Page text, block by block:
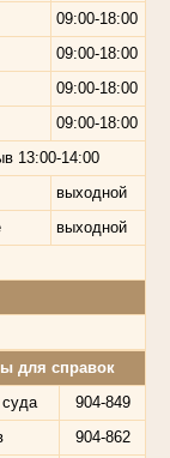
09:00-18:00
09:00-18:00
09:00-18:00
09:00-18:00
13:00-14:00
выходной
выходной
для справок
904-849
904-862